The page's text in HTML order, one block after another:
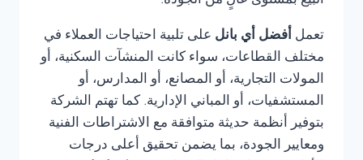
تعمل أفضل أي بانل على تلبية احتياجات العملاء في
مختلف القطاعات، سواء كانت المنشآت السكنية، أو
المولات التجارية، أو المصانع، أو المدارس، أو
المستشفيات، أو المباني الإدارية. كما تهتم الشركة
بتوفير أنظمة حديثة متوافقة مع الاشتراطات الفنية
ومعايير الجودة، بما يضمن تحقيق أعلى درجات